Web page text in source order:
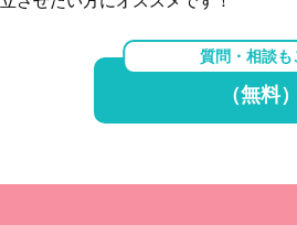
質問・相談も
（無料